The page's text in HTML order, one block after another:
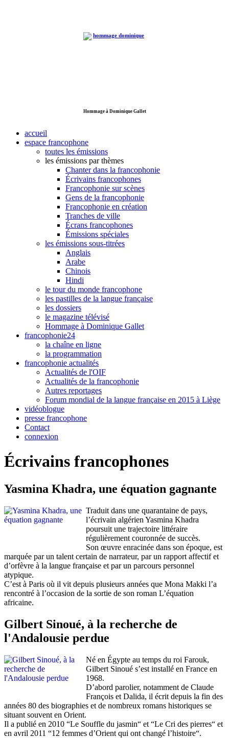
Hommage à Dominique Gallet
accueil
espace francophone
toutes les émissions
les émissions par thèmes
Chanter dans la francophonie
Écrivains francophones
Francophonie sur scènes
Gens de la francophonie
Francophonie en création
Tranches de ville
Écrans francophones
Émissions spéciales
les émissions sous-titrées
Anglais
Arabe
Chinois
Hindi
le tour du monde francophone
les pastilles de la langue française
les dossiers
le magazine télévisé
Hommage à Dominique Gallet
francophonie24
la chaîne en ligne
la programmation
francophonie actualités
Actualités de l'OIF
Actualités de la francophonie
Autres reportages
Forum mondial de la langue française en 2015 à Liège
vidéoblogue
presse francophone
Contact
connexion
Écrivains francophones
Yasmina Khadra, une équation gagnante
Traduit dans une quarantaine de pays,
l’écrivain algérien Yasmina Khadra
poursuit une trajectoire littéraire
régulièrement couronnée de succès.
Son œuvre enracinée dans son époque, est
marquée par un talent certain de narrateur, par un rapport affectif et
d’orfèvre à la langue française et par un parcours personnel
atypique.
C’est à Paris où il vit depuis plusieurs années que Mona Makki l’a
rencontré à l’occasion de la sortie de son roman L’équation
africaine.
Gilbert Sinoué, à la recherche de
l'Andalousie perdue
Né en Égypte au temps du roi Farouk,
Gilbert Sinoué s’est installé en France en
1968.
D’abord parolier, notamment de Claude
François et Dalida, il écrit depuis la fin des
années 80 des biographies et de nombreux romans historiques se
situant souvent en Orient.
Il a publié en 2010 “Le Souffle du jasmin“ et “Le Cri des pierres“ et
en avril 2011 “12 femmes d’Orient qui ont changé l’histoire“.